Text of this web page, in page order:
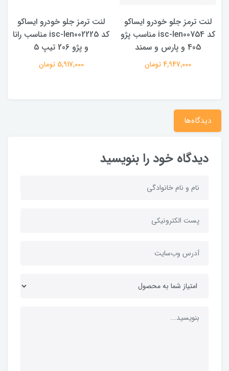
لنت ترمز جلو خودرو ایساکو
کد isc-len00754 مناسب پژو
405 و پارس و سمند
4,947,000 تومان
لنت ترمز جلو خودرو ایساکو
کد isc-len002225 مناسب رانا
و پژو 206 تیپ 5
5,917,000 تومان
دیدگاه‌ها
دیدگاه خود را بنویسید